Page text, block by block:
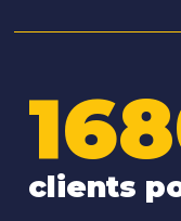
clients